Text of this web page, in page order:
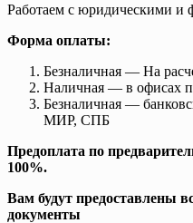
Работаем с юридическими и
Форма оплаты:
Безналичная — На
Наличная — в офисах
Безналичная —
МИР, СПБ
Предоплата по
100%.
Вам будут предоставлены
документы